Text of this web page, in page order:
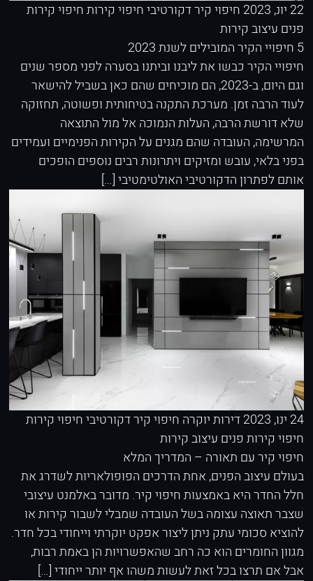
22 יונ, 2023 חיפוי קיר דקורטיביחיפוי קירותחיפוי קירות
פנים עיצוב קירות
5 חיפויי הקיר המובילים לשנת 2023
חיפויי הקיר כבשו את ליבנו וביתנו בסערה לפני מספר שנים
וגם היום, ב-2023, הם מוכיחים שהם כאן בשביל להישאר
לעוד הרבה זמן. מערכת התקנה בטיחותית ופשוטה, תחזוקה
שלא דורשת הרבה, העלות הנמוכה אל מול התוצאה
המרשימה, העובדה שהם מגנים על הקירות הפנימיים ועמידים
בפני בלאי, עובש ומזיקים ויתרונות רבים נוספים הופכים
אותם לפתרון הדקורטיבי האולטימטיבי […]
24 ינו, 2023 דירות יוקרה חיפוי קיר דקורטיביחיפוי קירות
חיפוי קירות פנים עיצוב קירות
חיפוי קיר עם תאורה – המדריך המלא
בעולם עיצוב הפנים, אחת הדרכים הפופולאריות לשדרג את
חלל החדר היא באמצעות חיפוי קיר. מדובר באלמנט עיצובי
שצבר תאוצה עצומה בשל העובדה שמבלי לשבור קירות או
להוציא סכומי עתק ניתן ליצור אפקט יוקרתי וייחודי בכל חדר.
מגוון החומרים הוא כה רחב שהאפשרויות הן באמת רבות,
אבל אם תרצו בכל זאת לעשות משהו אף יותר ייחודי […]